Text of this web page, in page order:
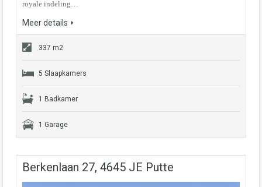
royale indeling…
Meer details
337 m2
5 Slaapkamers
1 Badkamer
1 Garage
Berkenlaan 27, 4645 JE Putte